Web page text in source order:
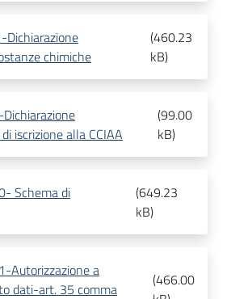
chimiche
(460.23
kB)
iscrizione alla CCIAA
(99.00
kB)
Schema di
(649.23
kB)
Autorizzazione a
dati-art. 35 comma
(466.00